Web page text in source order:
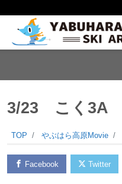
3/23 こく3A
TOP やぶはら高原Movie
Facebook Twitter